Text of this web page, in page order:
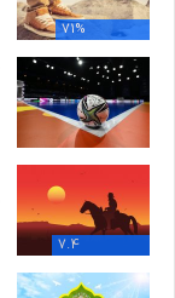
71%
7.4